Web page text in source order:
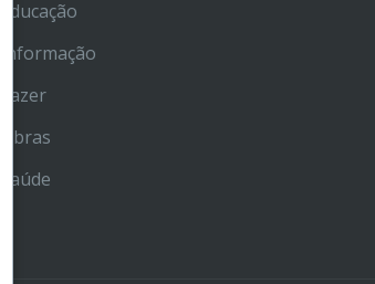
Educação
Informação
Lazer
Obras
Saúde